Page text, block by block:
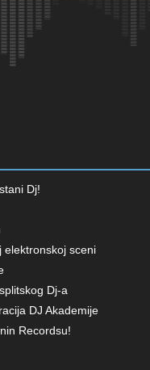
Dj!
elektronskoj sceni
Dj-a
DJ Akademije
Recordsu!